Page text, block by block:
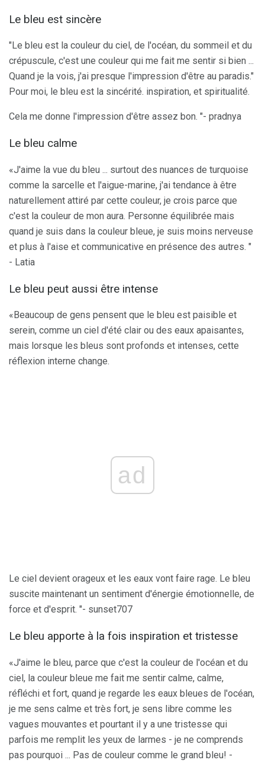
Le bleu est sincère
"Le bleu est la couleur du ciel, de l'océan, du sommeil et du
crépuscule, c'est une couleur qui me fait me sentir si bien ...
Quand je la vois, j'ai presque l'impression d'être au paradis."
Pour moi, le bleu est la sincérité. inspiration, et spiritualité.
Cela me donne l'impression d'être assez bon. "- pradnya
Le bleu calme
«J'aime la vue du bleu ... surtout des nuances de turquoise
comme la sarcelle et l'aigue-marine, j'ai tendance à être
naturellement attiré par cette couleur, je crois parce que
c'est la couleur de mon aura. Personne équilibrée mais
quand je suis dans la couleur bleue, je suis moins nerveuse
et plus à l'aise et communicative en présence des autres. "
- Latia
Le bleu peut aussi être intense
«Beaucoup de gens pensent que le bleu est paisible et
serein, comme un ciel d'été clair ou des eaux apaisantes,
mais lorsque les bleus sont profonds et intenses, cette
réflexion interne change.
ad
Le ciel devient orageux et les eaux vont faire rage. Le bleu
suscite maintenant un sentiment d'énergie émotionnelle, de
force et d'esprit. "- sunset707
Le bleu apporte à la fois inspiration et tristesse
«J'aime le bleu, parce que c'est la couleur de l'océan et du
ciel, la couleur bleue me fait me sentir calme, calme,
réfléchi et fort, quand je regarde les eaux bleues de l'océan,
je me sens calme et très fort, je sens libre comme les
vagues mouvantes et pourtant il y a une tristesse qui
parfois me remplit les yeux de larmes - je ne comprends
pas pourquoi ... Pas de couleur comme le grand bleu! -